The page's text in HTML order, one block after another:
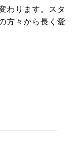
わります。スタ
方々から長く愛